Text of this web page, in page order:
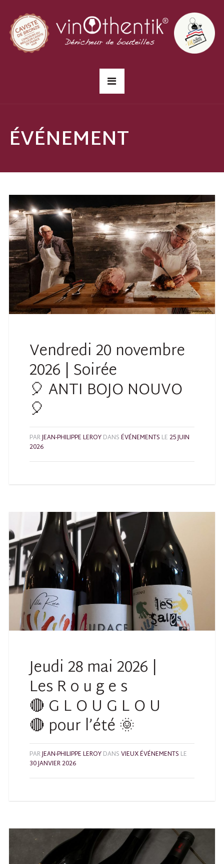
ÉVÉNEMENT
Vendredi 20 novembre
2026 | Soirée
🎈 ANTI BOJO NOUVO
🎈
PARJEAN-PHILIPPE LEROYDANSÉVÉNEMENTS LE25 JUIN
2026
Jeudi 28 mai 2026 |
Les R o u g e s
🔴 G L O U G L O U
🔴 pour l’été 🌞
PARJEAN-PHILIPPE LEROYDANSVIEUX ÉVÉNEMENTS LE
30 JANVIER 2026